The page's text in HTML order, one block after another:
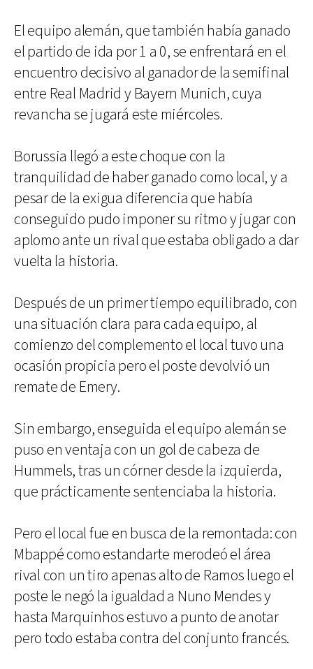
El equipo alemán, que también había ganado
el partido de ida por 1 a 0, se enfrentará en el
encuentro decisivo al ganador de la semifinal
entre Real Madrid y Bayern Munich, cuya
revancha se jugará este miércoles.
Borussia llegó a este choque con la
tranquilidad de haber ganado como local, y a
pesar de la exigua diferencia que había
conseguido pudo imponer su ritmo y jugar con
aplomo ante un rival que estaba obligado a dar
vuelta la historia.
Después de un primer tiempo equilibrado, con
una situación clara para cada equipo, al
comienzo del complemento el local tuvo una
ocasión propicia pero el poste devolvió un
remate de Emery.
Sin embargo, enseguida el equipo alemán se
puso en ventaja con un gol de cabeza de
Hummels, tras un córner desde la izquierda,
que prácticamente sentenciaba la historia.
Pero el local fue en busca de la remontada: con
Mbappé como estandarte merodeó el área
rival con un tiro apenas alto de Ramos luego el
poste le negó la igualdad a Nuno Mendes y
hasta Marquinhos estuvo a punto de anotar
pero todo estaba contra del conjunto francés.